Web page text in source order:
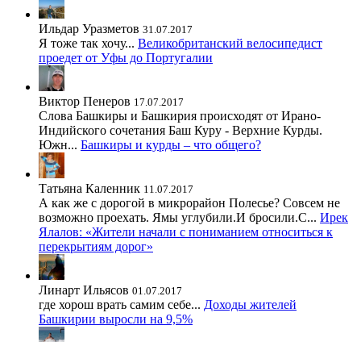
Ильдар Уразметов 31.07.2017
Я тоже так хочу... Великобританский велосипедист
проедет от Уфы до Португалии
Виктор Пенеров 17.07.2017
Слова Башкиры и Башкирия происходят от Ирано-
Индийского сочетания Баш Куру - Верхние Курды.
Южн... Башкиры и курды – что общего?
Татьяна Каленник 11.07.2017
А как же с дорогой в микрорайон Полесье? Совсем не
возможно проехать. Ямы углубили.И бросили.С... Ирек
Ялалов: «Жители начали с пониманием относиться к
перекрытиям дорог»
Линарт Ильясов 01.07.2017
где хорош врать самим себе... Доходы жителей
Башкирии выросли на 9,5%